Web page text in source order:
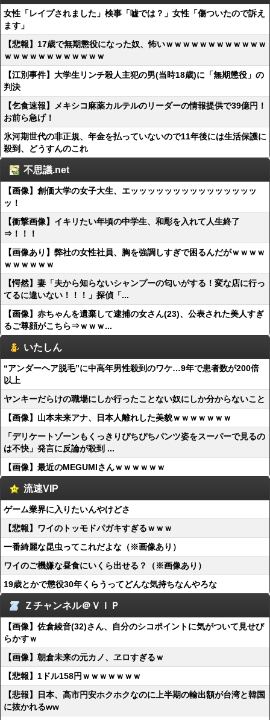
女性「レイプされました」検事「嘘では？」女性「傷ついたので訴え
ます」
【悲報】17歳で無期懲役になった奴、怖いｗｗｗｗｗｗｗｗｗｗｗｗ
ｗｗｗｗｗｗｗｗｗｗｗｗ
【江別事件】大学生リンチ殺人主犯の男(当時18歳)に「無期懲役」の
判決
【乞食速報】メキシコ麻薬カルテルのリーダーの情報提供で39億円！
お前ら急げ！
氷河期世代の非正規、年金を払っていないので11年後には生活保護に
殺到、どうすんのこれ
不思議.net
【画像】創価大学の女子大生、エッッッッッッッッッッッッッッッ
ッ！
【衝撃画像】イキリたい年頃の中学生、和彫を入れて人生終了
⇒！！！
【画像あり】弊社の女性社員、胸を強調しすぎで困るんだがｗｗｗｗ
ｗｗｗｗｗｗ
【愕然】妻「夫から知らないシャンプーの匂いがする！変な店に行っ
てるに違いない！！！」探偵「...
【画像】赤ちゃんを遺棄して逮捕の女さん(23)、公表された美人すぎ
るご尊顔がこちら⇒ｗｗｗ...
いたしん
“アンダーヘア脱毛”に中高年男性殺到のワケ…9年で患者数が200倍
以上
ヤンキーだらけの職場にしか行ったことない奴にしか分からないこと
【画像】山本未来アナ、日本人離れした美貌ｗｗｗｗｗｗｗ
「デリケートゾーンもくっきりぴちぴちパンツ姿をスーパーで見るの
は不快」発言に反論が殺到 ...
【画像】最近のMEGUMIさんｗｗｗｗｗｗ
流速VIP
ゲーム業界に入りたいんやけどさ
【悲報】ワイのトッモドパガキすぎるｗｗｗ
一番綺麗な昆虫ってこれだよな（※画像あり）
ワイのご機嫌な昼食にいくら出せる？（※画像あり）
19歳とかで懲役30年くらうってどんな気持ちなんやろな
Ｚチャンネル＠ＶＩＰ
【画像】佐倉綾音(32)さん、自分のシコポイントに気がついて見せび
らかすｗ
【画像】朝倉未来の元カノ、ヱロすぎるｗ
【悲報】1ドル158円ｗｗｗｗｗｗｗ
【悲報】日本、高市円安ホクホクなのに上半期の輸出額が台湾と韓国
に抜かれるww